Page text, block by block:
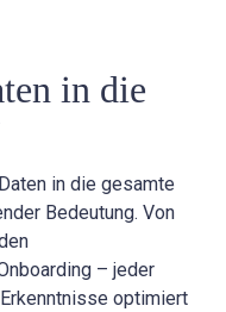
in die
in die gesamte
Bedeutung. Von
– jeder
optimiert